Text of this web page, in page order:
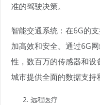
准的驾驶决策。
智能交通系统：在6G的
加高效和安全。通过6G
性，数百万的传感器和
城市提供全面的数据支持
远程医疗